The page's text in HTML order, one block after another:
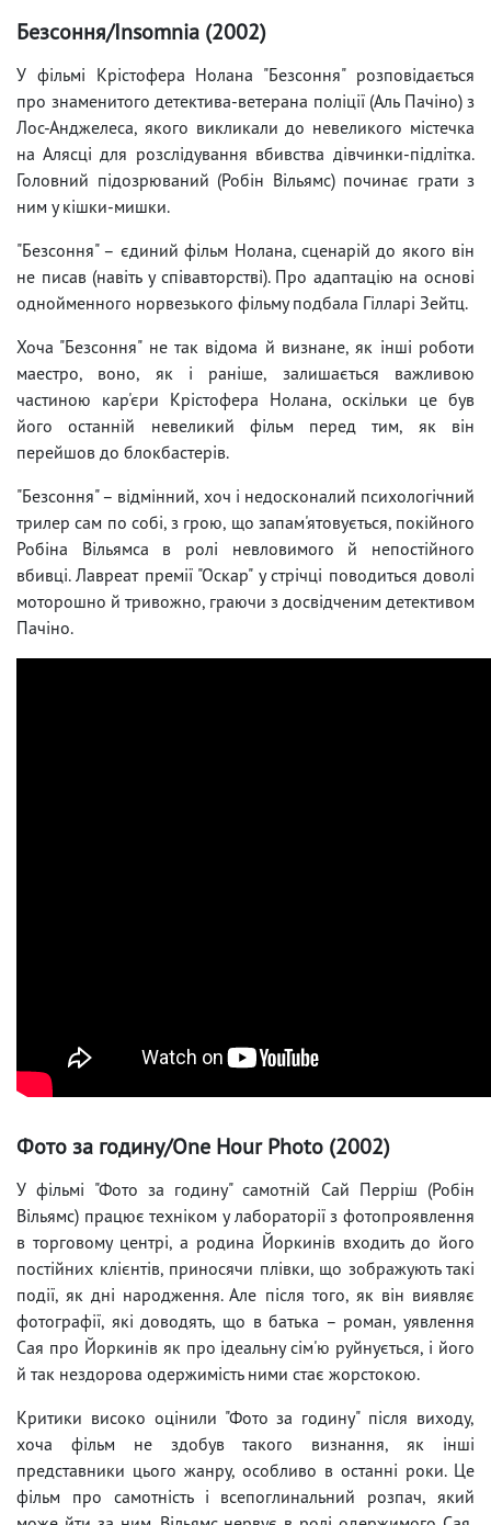
Безсоння/Insomnia (2002)
У фільмі Крістофера Нолана "Безсоння" розповідається
про знаменитого детектива-ветерана поліції (Аль Пачіно) з
Лос-Анджелеса, якого викликали до невеликого містечка
на Алясці для розслідування вбивства дівчинки-підлітка.
Головний підозрюваний (Робін Вільямс) починає грати з
ним у кішки-мишки.
"Безсоння" – єдиний фільм Нолана, сценарій до якого він
не писав (навіть у співавторстві). Про адаптацію на основі
однойменного норвезького фільму подбала Гілларі Зейтц.
Хоча "Безсоння" не так відома й визнане, як інші роботи
маестро, воно, як і раніше, залишається важливою
частиною кар'єри Крістофера Нолана, оскільки це був
його останній невеликий фільм перед тим, як він
перейшов до блокбастерів.
"Безсоння" – відмінний, хоч і недосконалий психологічний
трилер сам по собі, з грою, що запам'ятовується, покійного
Робіна Вільямса в ролі невловимого й непостійного
вбивці. Лавреат премії "Оскар" у стрічці поводиться доволі
моторошно й тривожно, граючи з досвідченим детективом
Пачіно.
Фото за годину/One Hour Photo (2002)
У фільмі "Фото за годину" самотній Сай Перріш (Робін
Вільямс) працює техніком у лабораторії з фотопроявлення
в торговому центрі, а родина Йоркинів входить до його
постійних клієнтів, приносячи плівки, що зображують такі
події, як дні народження. Але після того, як він виявляє
фотографії, які доводять, що в батька – роман, уявлення
Сая про Йоркинів як про ідеальну сім'ю руйнується, і його
й так нездорова одержимість ними стає жорстокою.
Критики високо оцінили "Фото за годину" після виходу,
хоча фільм не здобув такого визнання, як інші
представники цього жанру, особливо в останні роки. Це
фільм про самотність і всепоглинальний розпач, який